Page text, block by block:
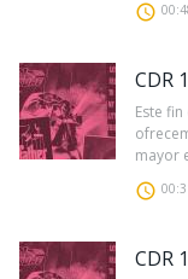
CDR
Este
mayor
CDR